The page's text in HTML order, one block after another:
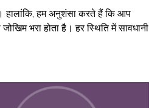
हालांकि, हम अनुशंसा करते हैं कि आप
भरा होता है। हर स्थिति में सावधानी